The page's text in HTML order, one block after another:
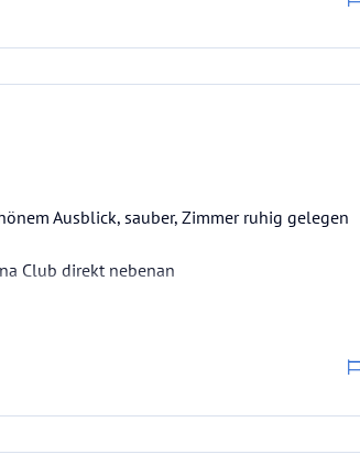
Ausblick, sauber, Zimmer ruhig gelegen
Club direkt nebenan